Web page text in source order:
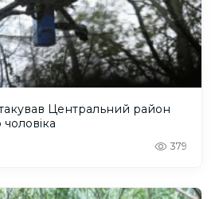
Центральний район
379